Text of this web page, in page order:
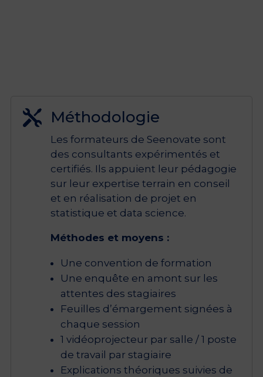
 Méthodologie
Les formateurs de Seenovate sont
des consultants expérimentés et
certifiés. Ils appuient leur pédagogie
sur leur expertise terrain en conseil
et en réalisation de projet en
statistique et data science.
Méthodes et moyens :
Une convention de formation
Une enquête en amont sur les
attentes des stagiaires
Feuilles d’émargement signées à
chaque session
1 vidéoprojecteur par salle / 1 poste
de travail par stagiaire
Explications théoriques suivies de